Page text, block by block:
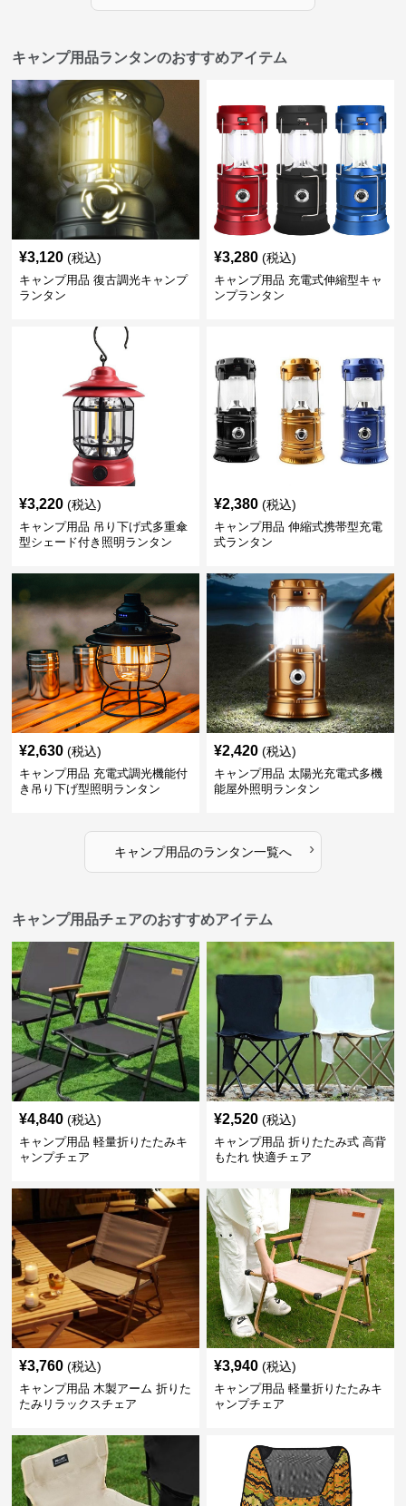
キャンプ用品ランタンのおすすめアイテム
¥3,120 (税込)
キャンプ用品 復古調光キャンプ
ランタン
¥3,280 (税込)
キャンプ用品 充電式伸縮型キャ
ンプランタン
¥3,220 (税込)
キャンプ用品 吊り下げ式多重傘
型シェード付き照明ランタン
¥2,380 (税込)
キャンプ用品 伸縮式携帯型充電
式ランタン
¥2,630 (税込)
キャンプ用品 充電式調光機能付
き吊り下げ型照明ランタン
¥2,420 (税込)
キャンプ用品 太陽光充電式多機
能屋外照明ランタン
キャンプ用品のランタン一覧へ ›
キャンプ用品チェアのおすすめアイテム
¥4,840 (税込)
キャンプ用品 軽量折りたたみキ
ャンプチェア
¥2,520 (税込)
キャンプ用品 折りたたみ式 高背
もたれ 快適チェア
¥3,760 (税込)
キャンプ用品 木製アーム 折りた
たみリラックスチェア
¥3,940 (税込)
キャンプ用品 軽量折りたたみキ
ャンプチェア